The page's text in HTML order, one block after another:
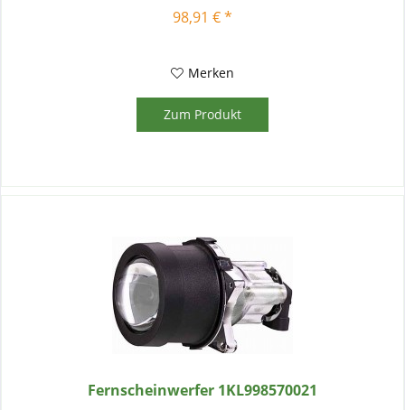
98,91 € *
Merken
Zum Produkt
Fernscheinwerfer 1KL998570021